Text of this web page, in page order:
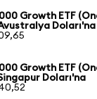
Growth ETF
Doları'na
Growth ETF
Doları'na